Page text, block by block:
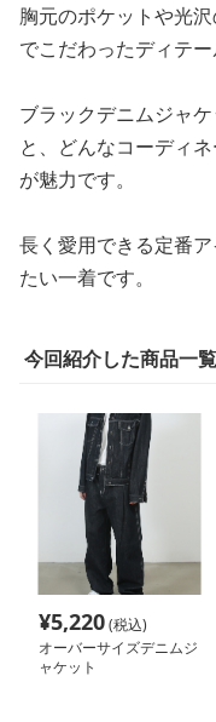
胸元のポケットや光
でこだわったディテ
ブラックデニムジャ
と、どんなコーディ
が魅力です。
長く愛用できる定番
たい一着です。
今回紹介した商品一覧
¥5,220(税込)
オーバーサイズデニムジ
ャケット